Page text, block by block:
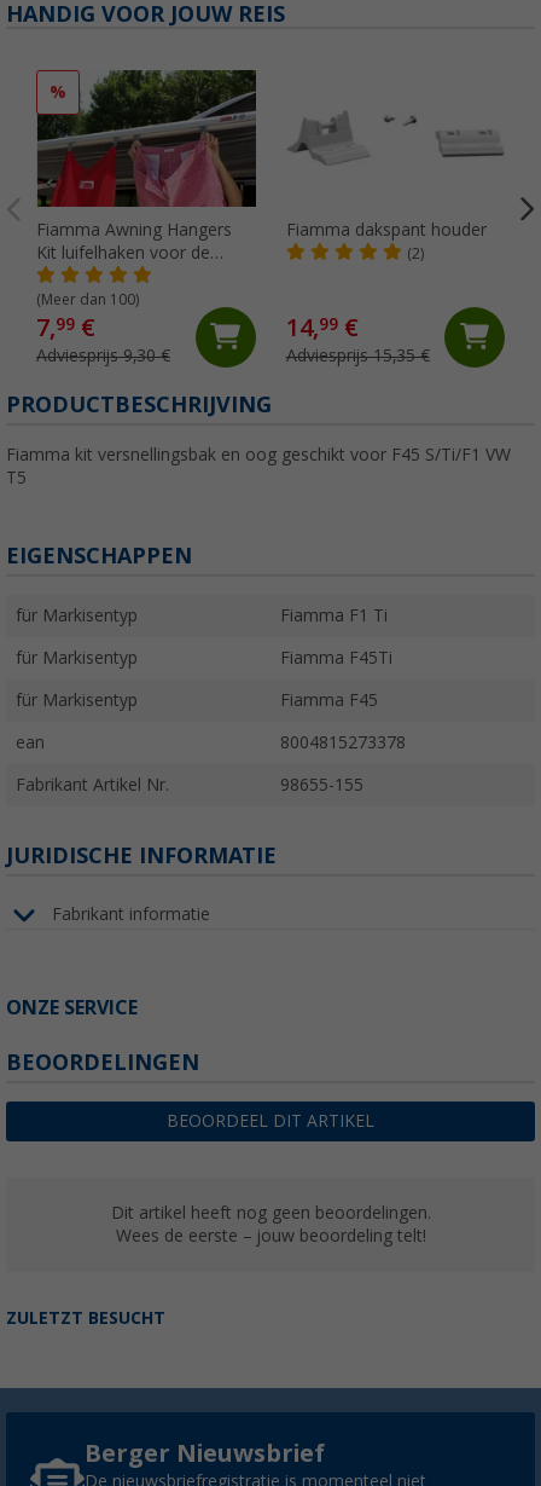
HANDIG VOOR JOUW REIS
%
Fiamma Awning Hangers
Kit luifelhaken voor de
peesgeleider
(Meer dan 100)
7,99 €
Adviesprijs 9,30 €
Fiamma dakspant houder
(2)
14,99€
Adviesprijs 15,35 €
PRODUCTBESCHRIJVING
Fiamma kit versnellingsbak en oog geschikt voor F45 S/Ti/F1 VW
T5
EIGENSCHAPPEN
für Markisentyp Fiamma F1 Ti
für Markisentyp Fiamma F45Ti
für Markisentyp Fiamma F45
ean 8004815273378
Fabrikant Artikel Nr. 98655-155
JURIDISCHE INFORMATIE
Fabrikant informatie
ONZE SERVICE
BEOORDELINGEN
BEOORDEEL DIT ARTIKEL
Dit artikel heeft nog geen beoordelingen.
Wees de eerste – jouw beoordeling telt!
ZULETZT BESUCHT
Berger Nieuwsbrief
De nieuwsbriefregistratie is momenteel niet